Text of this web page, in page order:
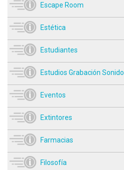
Escape Room
Estética
Estudiantes
Estudios Grabación Sonido
Eventos
Extintores
Farmacias
Filosofía